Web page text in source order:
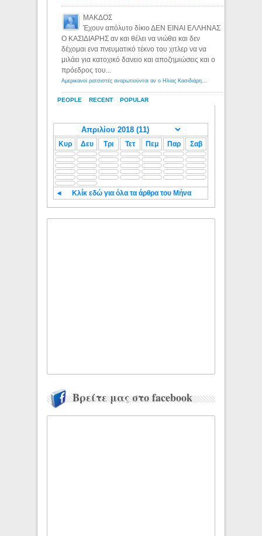
PEOPLE RECENT POPULAR
ΜΑΚΔΟΣ
Έχουν απόλυτο δίκιο ΔΕΝ ΕΙΝΑΙ ΕΛΛΗΝΑΣ
Ο ΚΑΣΙΔΙΑΡΗΣ αν και θέλει να νιώθει και δεν
δέχομαι ενα πνευματικό τέκνο του χιτλερ να να
μιλάει για κατοχικό δανειο και αποζημιώσεις και ο
πρόεδρος του...
Αμερικανοί ρατσιστές αναρωτιούνται αν ο Ηλίας Κασιδιάρης ανήκει στη λευκή φυλή... - Λόγιος Ερμής
Κυρ Δευ Τρι Τετ Πεμ Παρ Σαβ
◄ Κλίκ εδώ για όλα τα άρθρα του Μήνα
Βρείτε μας στο facebook